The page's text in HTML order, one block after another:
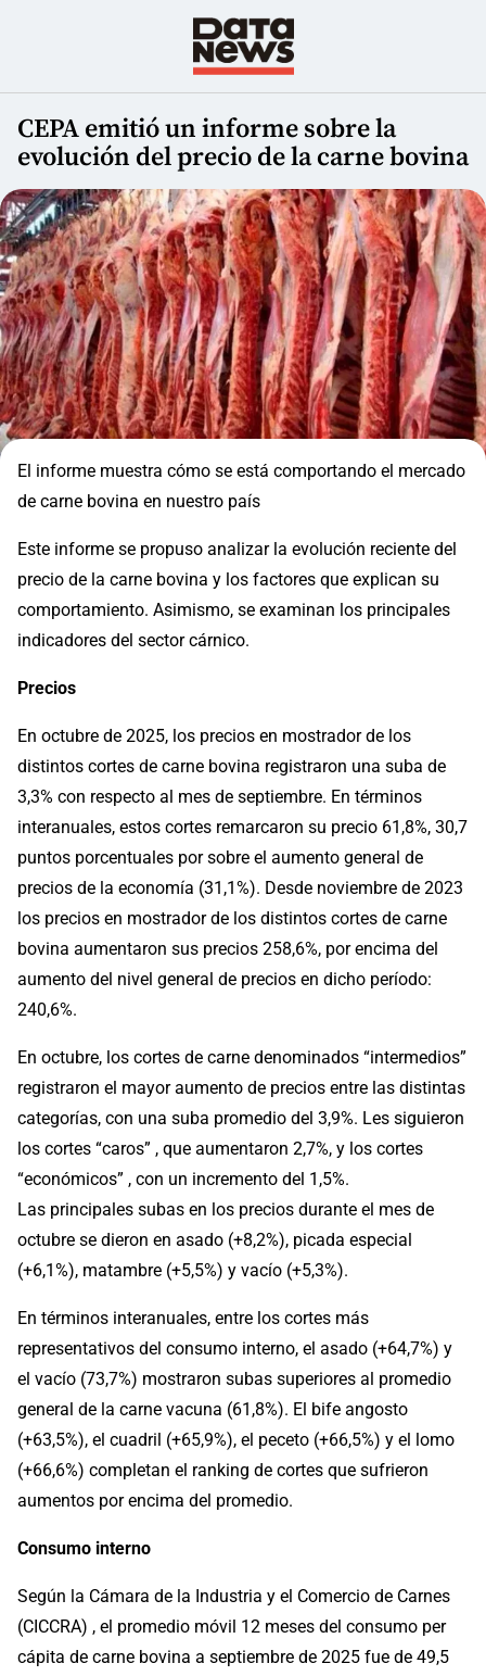
CEPA emitió un informe sobre la
evolución del precio de la carne bovina
El informe muestra cómo se está comportando el mercado
de carne bovina en nuestro país
Este informe se propuso analizar la evolución reciente del
precio de la carne bovina y los factores que explican su
comportamiento. Asimismo, se examinan los principales
indicadores del sector cárnico.
Precios
En octubre de 2025, los precios en mostrador de los
distintos cortes de carne bovina registraron una suba de
3,3% con respecto al mes de septiembre. En términos
interanuales, estos cortes remarcaron su precio 61,8%, 30,7
puntos porcentuales por sobre el aumento general de
precios de la economía (31,1%). Desde noviembre de 2023
los precios en mostrador de los distintos cortes de carne
bovina aumentaron sus precios 258,6%, por encima del
aumento del nivel general de precios en dicho período:
240,6%.
En octubre, los cortes de carne denominados “intermedios”
registraron el mayor aumento de precios entre las distintas
categorías, con una suba promedio del 3,9%. Les siguieron
los cortes “caros” , que aumentaron 2,7%, y los cortes
“económicos” , con un incremento del 1,5%.
Las principales subas en los precios durante el mes de
octubre se dieron en asado (+8,2%), picada especial
(+6,1%), matambre (+5,5%) y vacío (+5,3%).
En términos interanuales, entre los cortes más
representativos del consumo interno, el asado (+64,7%) y
el vacío (73,7%) mostraron subas superiores al promedio
general de la carne vacuna (61,8%). El bife angosto
(+63,5%), el cuadril (+65,9%), el peceto (+66,5%) y el lomo
(+66,6%) completan el ranking de cortes que sufrieron
aumentos por encima del promedio.
Consumo interno
Según la Cámara de la Industria y el Comercio de Carnes
(CICCRA) , el promedio móvil 12 meses del consumo per
cápita de carne bovina a septiembre de 2025 fue de 49,5